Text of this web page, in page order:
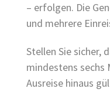
– erfolgen. Die
und mehrere
Stellen Sie sicher,
mindestens sechs
Ausreise hinaus